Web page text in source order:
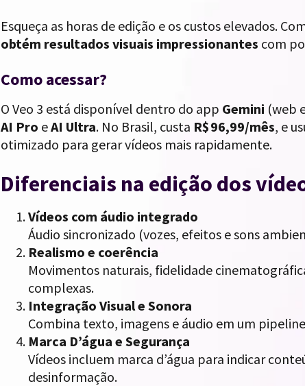
Esqueça as horas de edição e os custos elevados.
obtém resultados visuais impressionantes com
Como acessar?
O Veo 3 está disponível dentro do app Gemini (web
AI Pro eAI Ultra. No Brasil, custa R$ 96,99/mês, e
otimizado para gerar vídeos mais rapidamente.
Diferenciais na edição dos
Vídeos com áudio integrado
Áudio sincronizado (vozes, efeitos e sons
Realismo e coerência
Movimentos naturais, fidelidade
complexas.
Integração Visual e Sonora
Combina texto, imagens e áudio em um
Marca D’água e Segurança
Vídeos incluem marca d’água para indicar
desinformação.